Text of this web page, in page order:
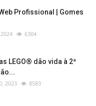
Profissional | Gomes
6304
LEGO® dão vida à 2ª
2023 8583